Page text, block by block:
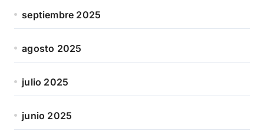
septiembre 2025
agosto 2025
julio 2025
junio 2025